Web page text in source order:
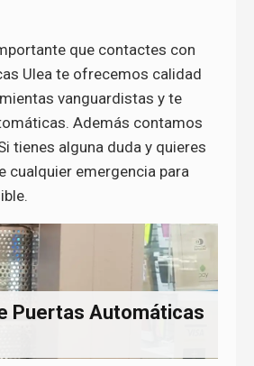
que contactes con
Ulea te ofrecemos calidad
vanguardistas y te
Además contamos
tienes alguna duda y quieres
cualquier emergencia para
Puertas Automáticas